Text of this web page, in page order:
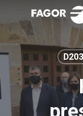
to
main
content